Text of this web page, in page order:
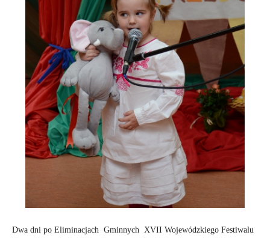
Dwa dni po Eliminacjach Gminnych XVII Wojewódzkiego Festiwalu